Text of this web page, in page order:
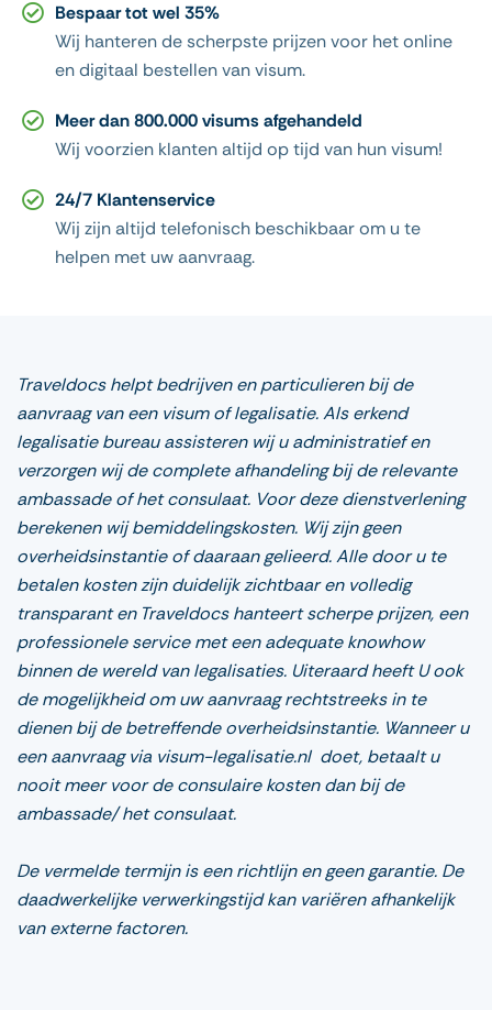
Bespaar tot wel 35%
Wij hanteren de scherpste prijzen voor het online
en digitaal bestellen van visum.
Meer dan 800.000 visums afgehandeld
Wij voorzien klanten altijd op tijd van hun visum!
24/7 Klantenservice
Wij zijn altijd telefonisch beschikbaar om u te
helpen met uw aanvraag.
Traveldocs helpt bedrijven en particulieren bij de
aanvraag van een visum of legalisatie. Als erkend
legalisatie bureau assisteren wij u administratief en
verzorgen wij de complete afhandeling bij de relevante
ambassade of het consulaat. Voor deze dienstverlening
berekenen wij bemiddelingskosten. Wij zijn geen
overheidsinstantie of daaraan gelieerd. Alle door u te
betalen kosten zijn duidelijk zichtbaar en volledig
transparant en Traveldocs hanteert scherpe prijzen, een
professionele service met een adequate knowhow
binnen de wereld van legalisaties. Uiteraard heeft U ook
de mogelijkheid om uw aanvraag rechtstreeks in te
dienen bij de betreffende overheidsinstantie. Wanneer u
een aanvraag via visum-legalisatie.nl doet, betaalt u
nooit meer voor de consulaire kosten dan bij de
ambassade/ het consulaat.
De vermelde termijn is een richtlijn en geen garantie. De
daadwerkelijke verwerkingstijd kan variëren afhankelijk
van externe factoren.